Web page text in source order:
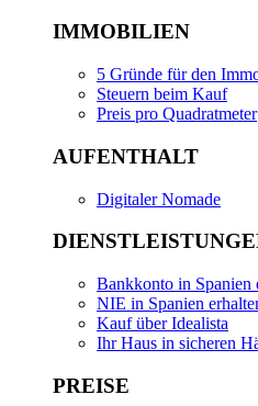
IMMOBILIEN
5 Gründe für den
Steuern beim Kauf
Preis pro Quadratmeter
AUFENTHALT
Digitaler Nomade
Bankkonto in Spanien
NIE in Spanien
Kauf über Idealista
Ihr Haus in sicheren
PREISE